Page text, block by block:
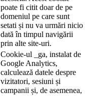
poate fi citit doar de pe
domeniul pe care sunt
setati și nu va urmări nicio
dată în timpul navigării
prin alte site-uri.
Cookie-ul _ga, instalat de
Google Analytics,
calculează datele despre
vizitatori, sesiuni și
campanii și, de asemenea,